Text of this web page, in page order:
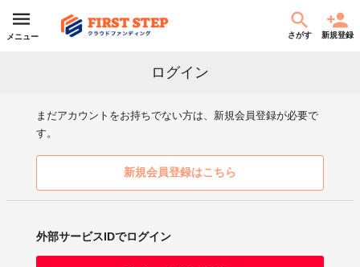
メニュー さがす 新規登録
ログイン
まだアカウントをお持ちでない方は、新規会員登録が必要で
す。
新規会員登録はこちら
外部サービスIDでログイン